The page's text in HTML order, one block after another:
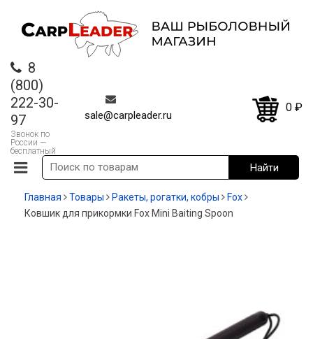
8
(800)
222-30-
97
Звонок по
России —
бесплатный
sale@carpleader.ru
0 ₽
Главная Товары Ракеты, рогатки, кобры
Fox
Ковшик для прикормки Fox Mini Baiting Spoon